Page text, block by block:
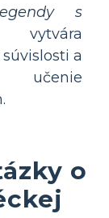
s
a
o